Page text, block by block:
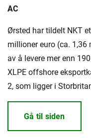
AC
Ørsted har tildelt NKT
millioner euro (ca. 1,36
av å levere mer enn
XLPE offshore
2, som ligger i
Gå til siden